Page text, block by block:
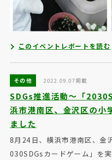
このイベントレポートを読む
その他 2022.09.07掲載
SDGs推進活動～「
浜市港南区、金沢区の小
ました
8月24日、横浜市港南区、金
030SDGsカードゲーム」を